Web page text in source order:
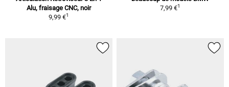
Alu, fraisage CNC, noir
9,99 €1
7,99 €1